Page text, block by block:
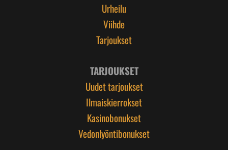
Urheilu
Viihde
Tarjoukset
TARJOUKSET
Uudet tarjoukset
Ilmaiskierrokset
Kasinobonukset
Vedonlyöntibonukset